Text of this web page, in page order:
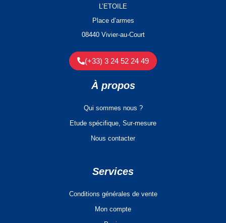
L’ETOILE
Place d’armes
08440 Vivier-au-Court
(+33) 3 24 52 24 49
À propos
Qui sommes nous ?
Etude spécifique, Sur-mesure
Nous contacter
Services
Conditions générales de vente
Mon compte